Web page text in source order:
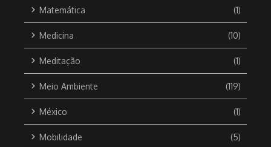
Matemática (1)
Medicina (10)
Meditação (1)
Meio Ambiente (119)
México (1)
Mobilidade (5)